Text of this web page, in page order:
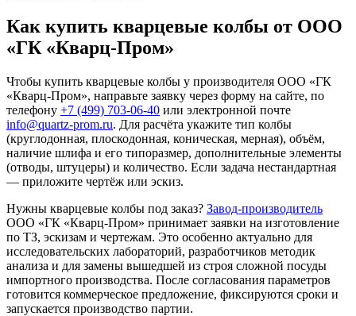
Как купить кварцевые колбы от ООО
«ГК «Кварц-Пром»
Чтобы купить кварцевые колбы у производителя ООО «ГК
«Кварц-Пром», направьте заявку через форму на сайте, по
телефону +7 (499) 703-06-40 или электронной почте
info@quartz-prom.ru. Для расчёта укажите тип колбы
(круглодонная, плоскодонная, коническая, мерная), объём,
наличие шлифа и его типоразмер, дополнительные элементы
(отводы, штуцеры) и количество. Если задача нестандартная
— приложите чертёж или эскиз.
Нужны кварцевые колбы под заказ? Завод-производитель
ООО «ГК «Кварц-Пром» принимает заявки на изготовление
по ТЗ, эскизам и чертежам. Это особенно актуально для
исследовательских лабораторий, разработчиков методик
анализа и для замены вышедшей из строя сложной посуды
импортного производства. После согласования параметров
готовится коммерческое предложение, фиксируются сроки и
запускается производство партии.